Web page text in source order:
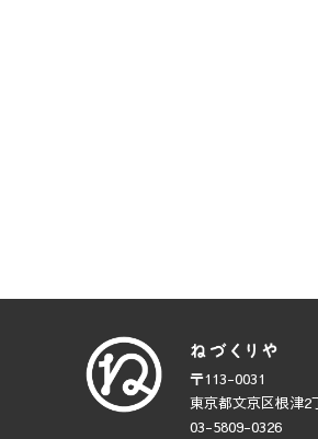
〒113-0031
東京都文京区根津2
03-5809-0326